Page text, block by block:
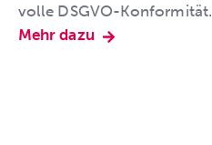
volle DSGVO-Konformität.
Mehr dazu